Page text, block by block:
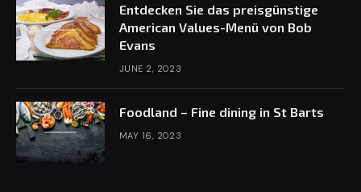
Entdecken Sie das preisgünstige
American Values-Menü von Bob
Evans
JUNE 2, 2023
Foodland – Fine dining in St Barts
MAY 16, 2023